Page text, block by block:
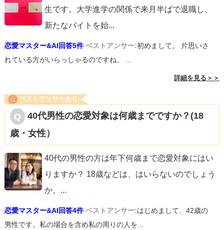
生です。大学進学の関係で来月半ばで退職し、
新たなバイトを始...
恋愛マスター&AI回答5件 ベストアンサー:初めまして。 片思いさ
れている方がいらっしゃるのですね。 ...
詳細を見る＞＞
ベストアンサーあり
40代男性の恋愛対象は何歳までですか？(18
歳・女性）
40代の男性の方は年下何歳まで恋愛対象にはい
りますか？ 18歳などは、はいらないのでしょう
か。 ...
恋愛マスター&AI回答4件 ベストアンサー:はじめまして、42歳の
男性です。私の場合を含め私の周りの人を...